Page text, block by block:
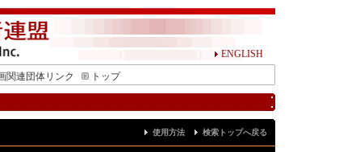
ENGLISH
関連団体リンク トップ
使用方法 検索トップへ戻る